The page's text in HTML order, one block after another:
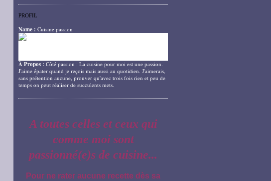
PROFIL
Name : Cuisine passion
À Propos : Côté passion : La cuisine pour moi est une passion.
J'aime épater quand je reçois mais aussi au quotidien. J'aimerais,
sans prétention aucune, prouver qu'avec trois fois rien et peu de
temps on peut réaliser de succulents mets.
A toutes celles et ceux qui
comme moi sont
passionné(e)s de cuisine...
Pour ne rater aucune recette dès sa